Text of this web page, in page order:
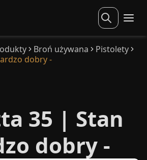
Broń używana
Pistolety
dobry -
35 | Stan
dobry -